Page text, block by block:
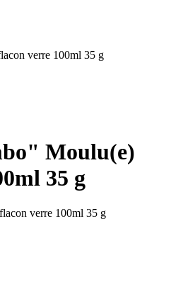
verre 100ml 35 g
Moulu(e)
35 g